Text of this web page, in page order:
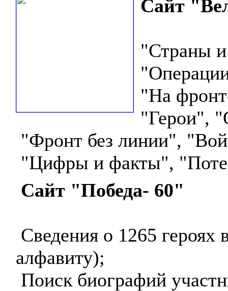
Сайт
"Страны
"На
"Герои",
"Фронт без линии",
"Цифры и факты",
Сайт "Победа- 60"
Сведения о 1265 героях
алфавиту);
Поиск биографий